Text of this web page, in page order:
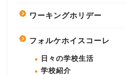
ワーキングホリデー
フォルケホイスコーレ
日々の学校生活
学校紹介